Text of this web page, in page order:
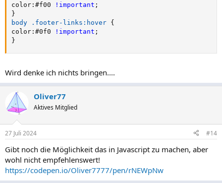
color : #f00 !important ;
}
body .footer-links:hover {
color : #0f0 !important ;
}
Wird denke ich nichts bringen....
Oliver77
Aktives Mitglied
27 Juli 2024 #14
Gibt noch die Möglichkeit das in Javascript zu machen, aber
wohl nicht empfehlenswert!
https://codepen.io/Oliver7777/pen/rNEWpNw